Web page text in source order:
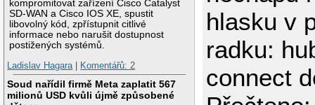
kompromitovat zařízení Cisco Catalyst
SD-WAN a Cisco IOS XE, spustit
libovolný kód, zpřístupnit citlivé
informace nebo narušit dostupnost
postižených systémů.
Ladislav Hagara| Komentářů: 2
Soud nařídil firmě Meta zaplatit 567
milionů USD kvůli újmě způsobené
hlasku v
radku:
connect